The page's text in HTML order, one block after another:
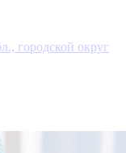
городской округ